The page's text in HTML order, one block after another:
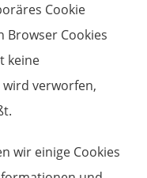
Cookie
Browser Cookies
keine
verworfen,
wir einige Cookies